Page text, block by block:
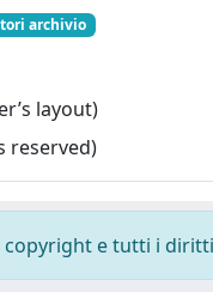
archivio
layout)
reserved)
e tutti i